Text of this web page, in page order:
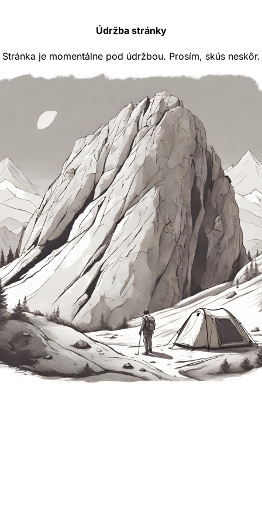
Údržba stránky
Stránka je momentálne pod údržbou. Prosím, skús neskôr.